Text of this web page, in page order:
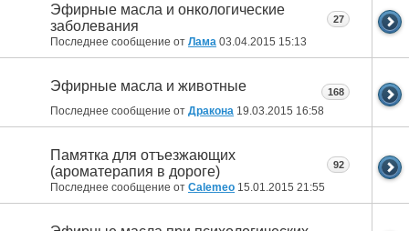
Эфирные масла и онкологические
заболевания
Последнее сообщение от Лама 03.04.2015 15:13
27
Эфирные масла и животные
Последнее сообщение от Дракона 19.03.2015 16:58
168
Памятка для отъезжающих
(ароматерапия в дороге)
Последнее сообщение от Calemeo 15.01.2015 21:55
92